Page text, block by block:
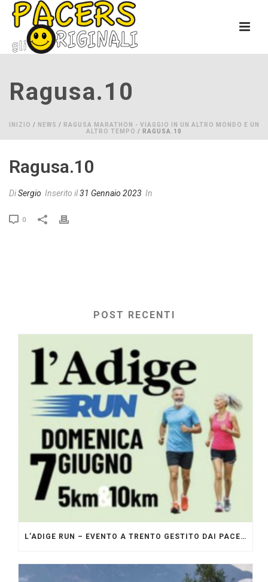
Ragusa.10
INIZIO / NEWS / RAGUSA MARATHON - VIAGGIO IN UN ALTRO MONDO E UN
ALTRO TEMPO / RAGUSA.10
Ragusa.10
DiSergio Inserito il31 Gennaio 2023 In
0
POST RECENTI
L’ADIGE RUN – EVENTO A TRENTO GESTITO DAI PACERS GLI ORIGINALI